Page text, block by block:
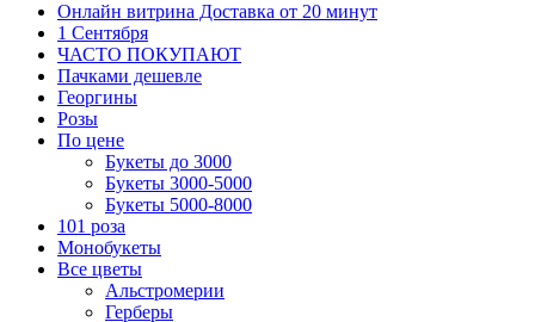
Онлайн витрина Доставка от 20 минут
1 Сентября
ЧАСТО ПОКУПАЮТ
Пачками дешевле
Георгины
Розы
По цене
Букеты до 3000
Букеты 3000-5000
Букеты 5000-8000
101 роза
Монобукеты
Все цветы
Альстромерии
Герберы